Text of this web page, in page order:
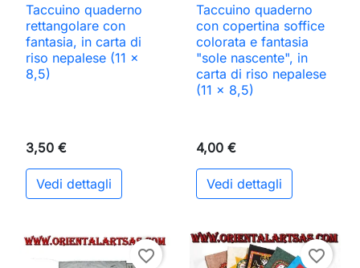
Taccuino quaderno
rettangolare con
fantasia, in carta di
riso nepalese (11 x
8,5)
3,50 €
Vedi dettagli
Taccuino quaderno
con copertina soffice
colorata e fantasia
"sole nascente", in
carta di riso nepalese
(11 x 8,5)
4,00 €
Vedi dettagli
favorite_border favorite_border